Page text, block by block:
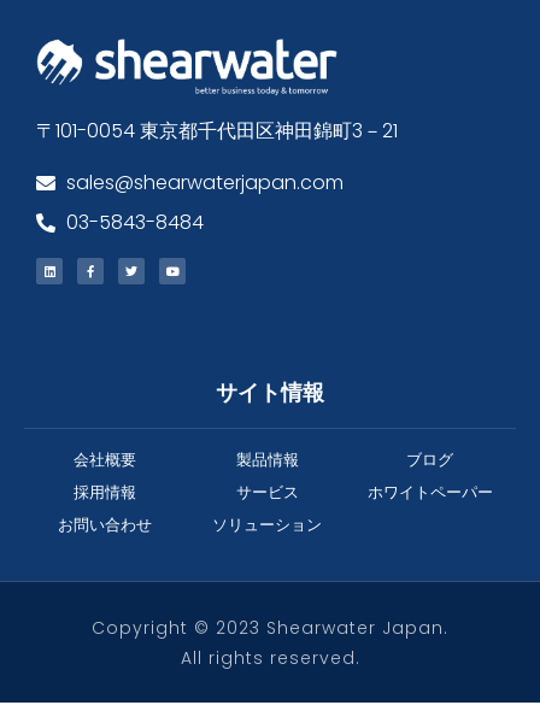
〒101-0054 東京都千代田区神田錦町3－21
sales@shearwaterjapan.com
03-5843-8484
サイト情報
会社概要
採用情報
お問い合わせ
製品情報
サービス
ソリューション
ブログ
ホワイトペーパー
Copyright © 2023 Shearwater Japan.
All rights reserved.